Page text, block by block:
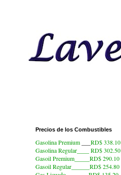
Precios de los Combustibles
Gasolina Premium
RD$ 338.10
Gasolina Regular____ RD$ 302.50
Gasoil Premium_____RD$ 290.10
Gasoil Regular______RD$ 254.80